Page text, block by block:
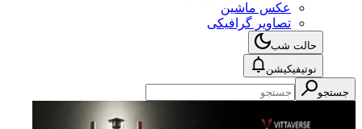
عکس ماشین
تصاویر گرافیکی
حالت شب
نوتیفیکیشن
جستجو